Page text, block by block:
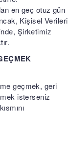
en geç otuz gün
Kişisel Verileri
Şirketimiz
geçmek, geri
isterseniz
kısmını